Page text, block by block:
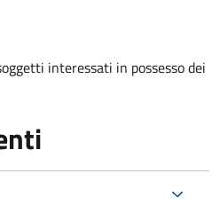
interessati in possesso dei